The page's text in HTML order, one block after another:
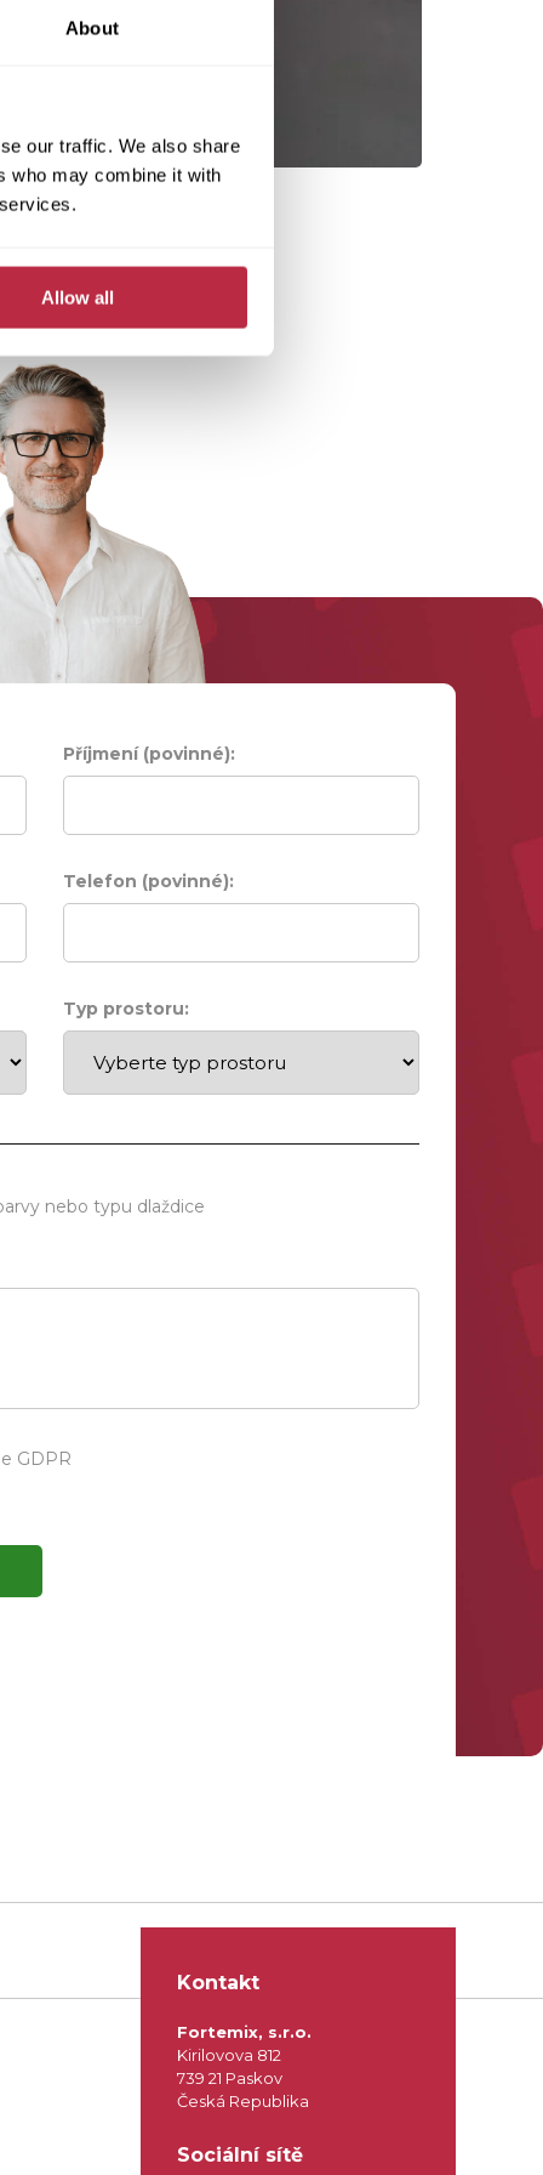
About
our traffic. We also share
who may combine it with
Allow all
Příjmení (povinné):
Telefon (povinné):
Typ prostoru:
nebo typu dlaždice
GDPR
Kontakt
Fortemix, s.r.o.
Kirilovova 812
739 21 Paskov
Česká Republika
Sociální sítě